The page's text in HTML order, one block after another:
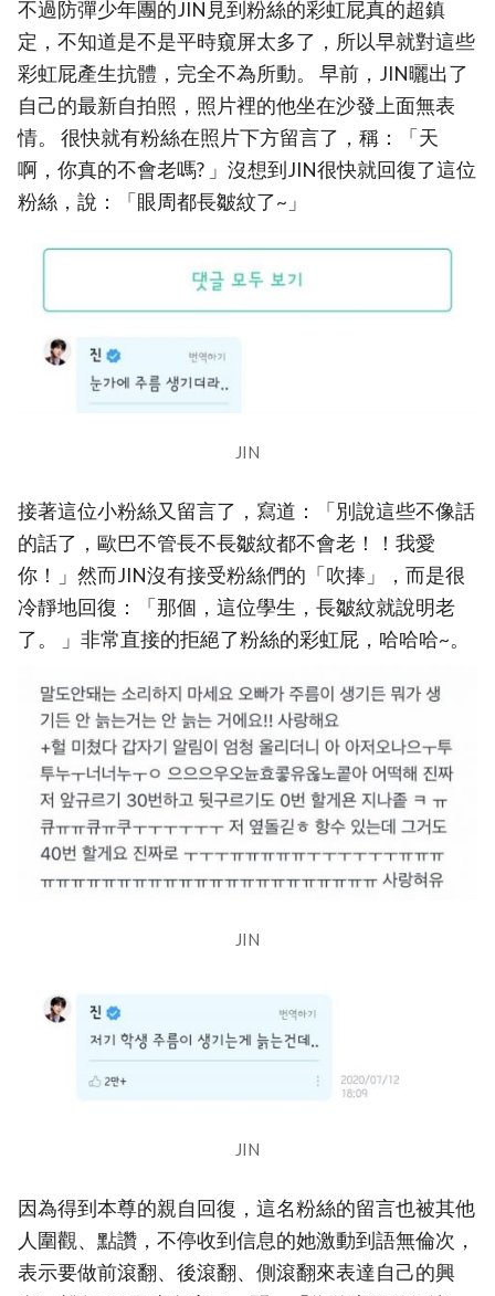
不過防彈少年團的JIN見到粉絲的彩虹屁真的超鎮
定，不知道是不是平時窺屏太多了，所以早就對這些
彩虹屁產生抗體，完全不為所動。 早前，JIN曬出了
自己的最新自拍照，照片裡的他坐在沙發上面無表
情。 很快就有粉絲在照片下方留言了，稱：「天
啊，你真的不會老嗎? 」沒想到JIN很快就回復了這位
粉絲，說：「眼周都長皺紋了~」
JIN
接著這位小粉絲又留言了，寫道：「別說這些不像話
的話了，歐巴不管長不長皺紋都不會老！！我愛
你！」然而JIN沒有接受粉絲們的「吹捧」，而是很
冷靜地回復：「那個，這位學生，長皺紋就說明老
了。 」非常直接的拒絕了粉絲的彩虹屁，哈哈哈~。
JIN
JIN
因為得到本尊的親自回復，這名粉絲的留言也被其他
人圍觀、點讚，不停收到信息的她激動到語無倫次，
表示要做前滾翻、後滾翻、側滾翻來表達自己的興